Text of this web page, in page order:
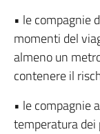
• le compagnie
momenti del
almeno un
contenere il
• le compagnie
temperatura dei